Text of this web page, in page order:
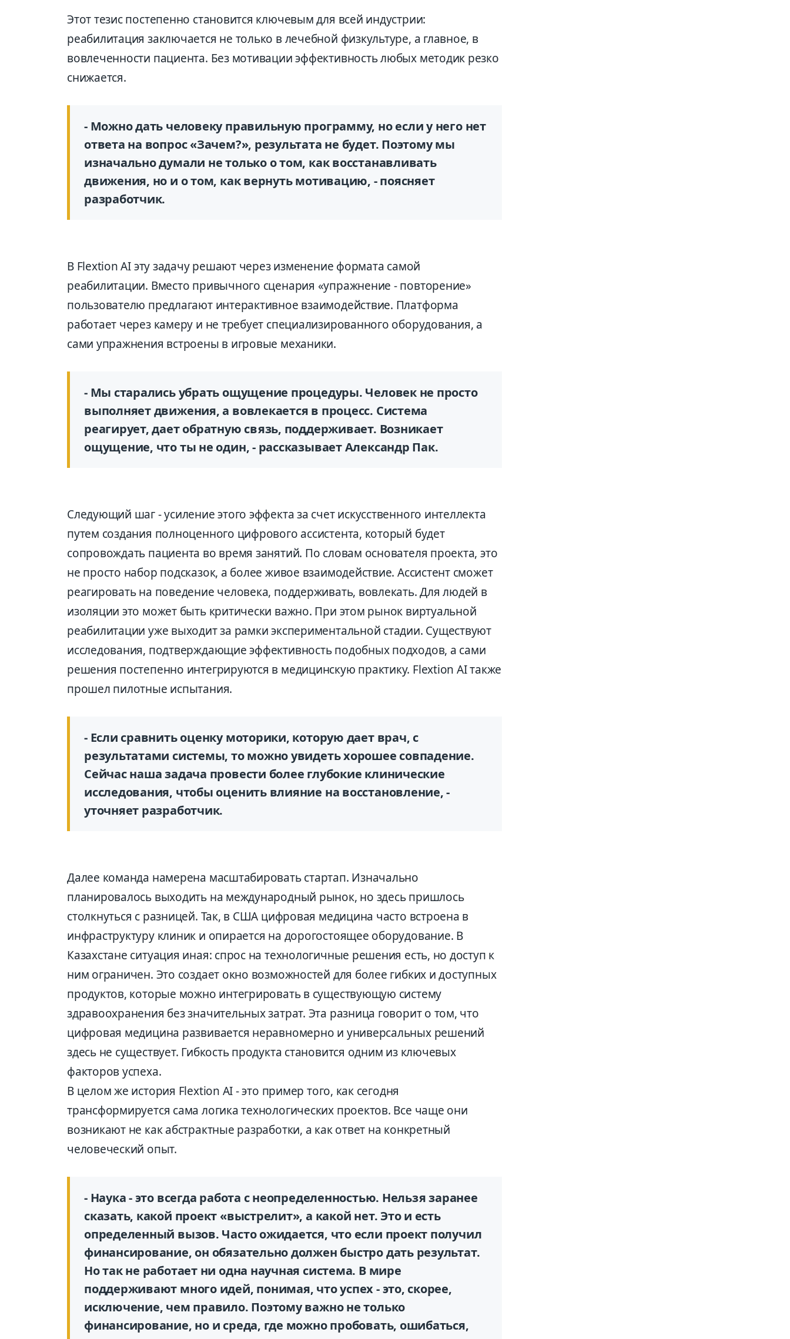
Этот тезис постепенно становится ключевым для всей индустрии:
реабилитация заключается не только в лечебной физкультуре, а главное, в
вовлеченности пациента. Без мотивации эффективность любых методик резко
снижается.
- Можно дать человеку правильную программу, но если у него нет
ответа на вопрос «Зачем?», результата не будет. Поэтому мы
изначально думали не только о том, как восстанавливать
движения, но и о том, как вернуть мотивацию, - поясняет
разработчик.
В Flextion AI эту задачу решают через изменение формата самой
реабилитации. Вместо привычного сценария «упражнение - повторение»
пользователю предлагают интерактивное взаимодействие. Платформа
работает через камеру и не требует специализированного оборудования, а
сами упражнения встрое­ны в игровые механики.
- Мы старались убрать ощущение процедуры. Человек не просто
выполняет движения, а вовлекается в процесс. Система
реагирует, дает обратную связь, поддерживает. Возникает
ощущение, что ты не один, - рассказывает Александр Пак.
Следующий шаг - усиление этого эффекта за счет искусственного интеллекта
путем создания полноценного цифрового ассистента, который будет
сопровождать пациента во время занятий. По словам основателя проекта, это
не просто набор подсказок, а более живое взаимодействие. Ассистент сможет
реагировать на поведение человека, поддерживать, вовлекать. Для людей в
изоляции это может быть критически важно. При этом рынок виртуальной
реабилитации уже выходит за рамки экспериментальной стадии. Существуют
исследования, подтверждающие эффективность подобных подходов, а сами
решения постепенно интегрируются в медицинскую практику. Flextion AI также
прошел пилотные испытания.
- Если сравнить оценку моторики, которую дает врач, с
результатами системы, то можно увидеть хорошее совпадение.
Сейчас наша задача провести более глубокие клинические
исследования, чтобы оценить влия­ние на восстановление, -
уточняет разработчик.
Далее команда намерена масштабировать стартап. Изначально
планировалось выходить на международный рынок, но здесь пришлось
столкнуться с разницей. Так, в США цифровая медицина часто встроена в
инфраструктуру клиник и опирается на дорогостоящее оборудование. В
Казахстане ситуация иная: спрос на технологичные решения есть, но доступ к
ним ограничен. Это создает окно возможностей для более гибких и доступных
продуктов, которые можно интегрировать в существующую систему
здравоохранения без значительных затрат. Эта разница говорит о том, что
цифровая медицина развивается неравномерно и универсальных решений
здесь не существует. Гибкость продукта становится одним из ключевых
факторов успеха.
В целом же история Flextion AI - это пример того, как сегодня
трансформируется сама логика технологических проектов. Все чаще они
возникают не как абстрактные разработки, а как ответ на конкретный
человечес­кий опыт.
- Наука - это всегда работа с неопределенностью. Нельзя заранее
сказать, какой проект «выстрелит», а какой нет. Это и есть
определенный вызов. Часто ожидается, что если проект получил
финансирование, он обязательно должен быстро дать результат.
Но так не работает ни одна научная система. В мире
поддерживают много идей, понимая, что успех - это, скорее,
исключение, чем правило. Поэтому важно не только
финансирование, но и среда, где можно пробовать, ошибаться,